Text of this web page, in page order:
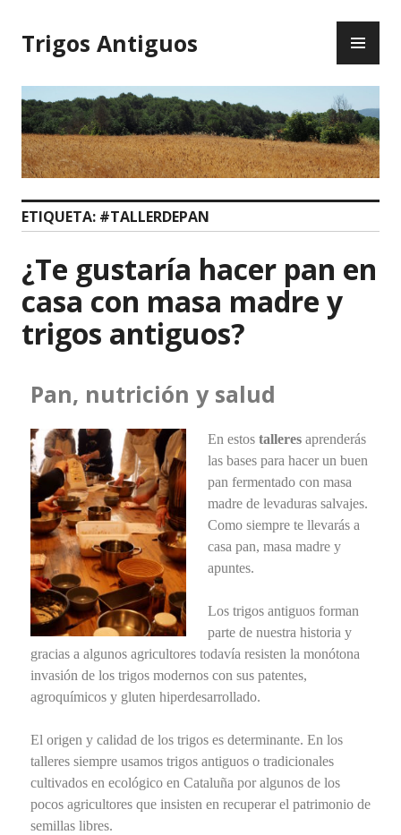
Trigos Antiguos
ETIQUETA: #TALLERDEPAN
¿Te gustaría hacer pan en
casa con masa madre y
trigos antiguos?
Pan, nutrición y salud
En estos talleres aprenderás
las bases para hacer un buen
pan fermentado con masa
madre de levaduras salvajes.
Como siempre te llevarás a
casa pan, masa madre y
apuntes.
Los trigos antiguos forman
parte de nuestra historia y
gracias a algunos agricultores todavía resisten la monótona
invasión de los trigos modernos con sus patentes,
agroquímicos y gluten hiperdesarrollado.
El origen y calidad de los trigos es determinante. En los
talleres siempre usamos trigos antiguos o tradicionales
cultivados en ecológico en Cataluña por algunos de los
pocos agricultores que insisten en recuperar el patrimonio de
semillas libres.